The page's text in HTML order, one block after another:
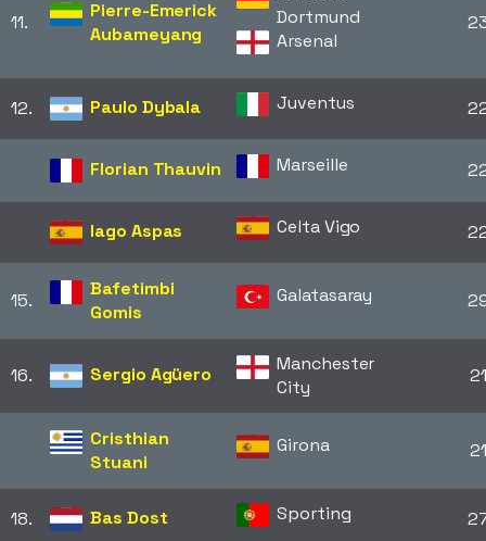
11.
Pierre-Emerick
Aubameyang
Dortmund
Arsenal
12. Paulo Dybala Juventus
Florian Thauvin Marseille
Iago Aspas Celta Vigo
15.
Bafetimbi
Gomis
Galatasaray
16. Sergio Agüero
Manchester
City
21
Cristhian
Stuani
Girona 21
18. Bas Dost Sporting